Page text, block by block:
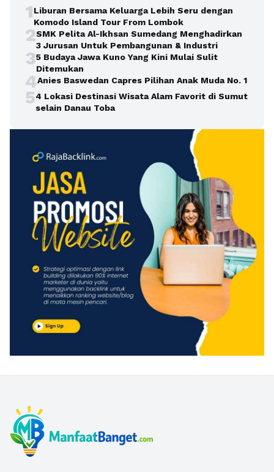
1Liburan Bersama Keluarga Lebih Seru dengan
Komodo Island Tour From Lombok
2SMK Pelita Al-Ikhsan Sumedang Menghadirkan
3 Jurusan Untuk Pembangunan & Industri
35 Budaya Jawa Kuno Yang Kini Mulai Sulit
Ditemukan
4Anies Baswedan Capres Pilihan Anak Muda No. 1
54 Lokasi Destinasi Wisata Alam Favorit di Sumut
selain Danau Toba